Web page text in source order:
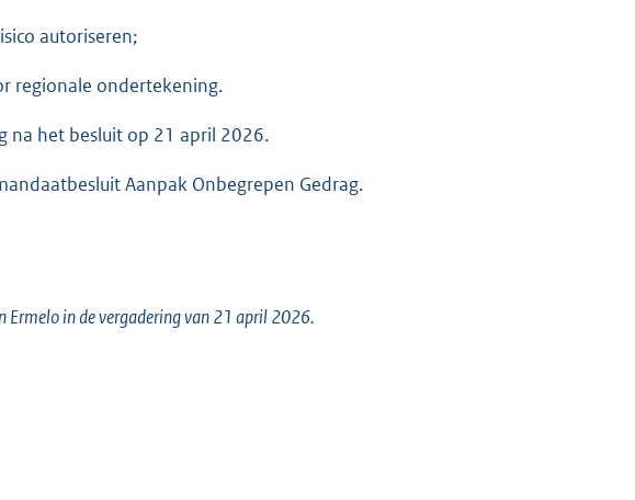
autoriseren;
regionale ondertekening.
na het besluit op 21 april 2026.
Aanpak Onbegrepen Gedrag.
Ermelo in de vergadering van 21 april 2026.